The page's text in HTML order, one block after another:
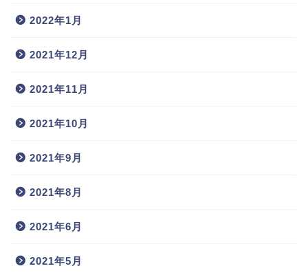
2022年1月
2021年12月
2021年11月
2021年10月
2021年9月
2021年8月
2021年6月
2021年5月